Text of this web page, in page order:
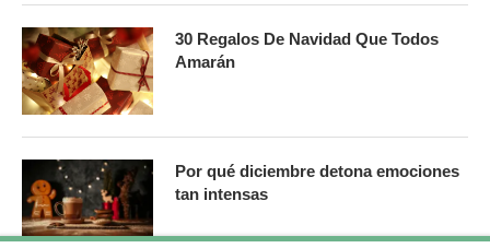
30 Regalos De Navidad Que Todos
Amarán
Por qué diciembre detona emociones
tan intensas